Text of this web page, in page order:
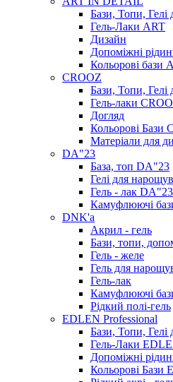
Бази, Топи,
Гель-Лаки ART
Дизайн
Допоміжні
Кольорові бази
CROOZ
Бази, Топи,
Гель-лаки
Догляд
Кольорові Бази
Матеріали для
DA"23
База, топ DA"23
Гелі для
Гель - лак DA"23
Камуфлюючі
DNK'a
Акрил - гель
Бази, топи,
Гель - желе
Гель для
Гель-лак
Камуфлюючі
Рідкий полі-гель
EDLEN Professional
Бази, Топи,
Гель-Лаки
Допоміжні
Кольорові Бази